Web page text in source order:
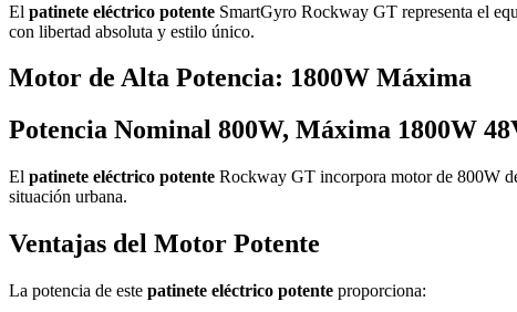
El patinete eléctrico potente SmartGyro Rockway GT representa el
con libertad absoluta y estilo único.
Motor de Alta Potencia: 1800W Máxima
Potencia Nominal 800W, Máxima 1800W
El patinete eléctrico potente Rockway GT incorpora motor de 800W
situación urbana.
Ventajas del Motor Potente
La potencia de este patinete eléctrico potente proporciona: